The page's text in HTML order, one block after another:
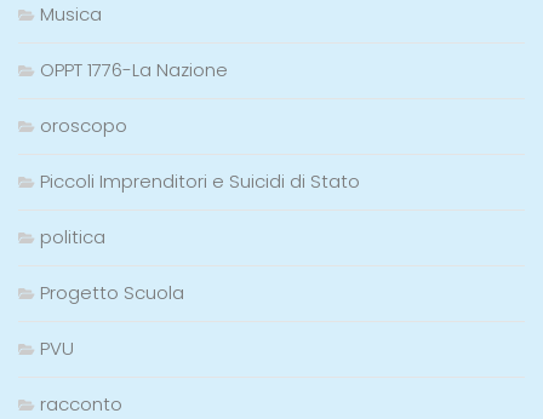
Musica
OPPT 1776-La Nazione
oroscopo
Piccoli Imprenditori e Suicidi di Stato
politica
Progetto Scuola
PVU
racconto